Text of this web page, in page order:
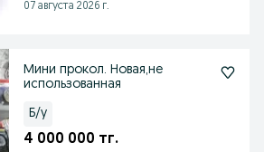
07 августа 2026 г.
Мини прокол. Новая,не
использованная
Б/у
4 000 000 тг.